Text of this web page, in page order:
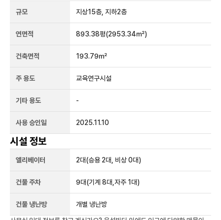
규모 지상15층, 지하2층
연면적 893.38평(2953.34㎡)
건축면적 193.79㎡
주 용도 교육연구시설
기타 용도 -
사용 승인일 2025.11.10
시설 정보
엘리베이터 2대(승용 2대, 비상 0대)
건물 주차 9대(기계 8대,자주 1대)
건물 냉난방 개별 냉난방